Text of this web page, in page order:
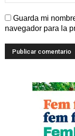
Guarda mi
navegador para la